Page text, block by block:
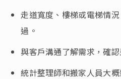
走道寬度、樓梯或電梯情
過。
與客戶溝通了解需求，確
統計整理師和搬家人員大